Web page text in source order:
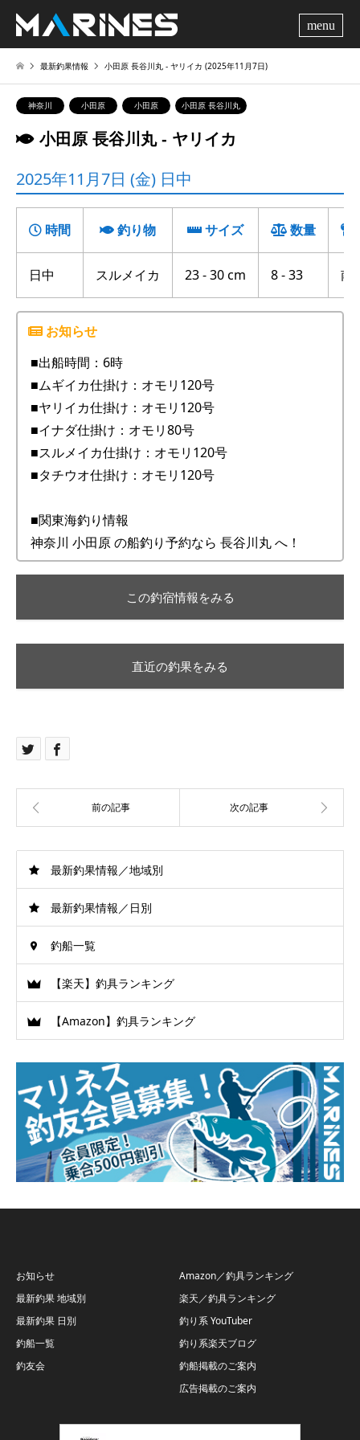
最新釣果情報 小田原 長谷川丸 ‐ ヤリイカ (2025年11月7日)
神奈川 小田原 小田原 小田原 長谷川丸
小田原 長谷川丸 ‐ ヤリイカ
2025年11月7日 (金) 日中
時間 釣り物 サイズ 数量
日中 スルメイカ 23 - 30 cm 8 - 33 南
■出船時間：6時
■ムギイカ仕掛け：オモリ120号
■ヤリイカ仕掛け：オモリ120号
■イナダ仕掛け：オモリ80号
■スルメイカ仕掛け：オモリ120号
■タチウオ仕掛け：オモリ120号
■関東海釣り情報
神奈川 小田原 の船釣り予約なら 長谷川丸 へ！
この釣宿情報をみる
直近の釣果をみる
最新釣果情報／地域別
最新釣果情報／日別
釣船一覧
【楽天】釣具ランキング
【Amazon】釣具ランキング
お知らせ
最新釣果 地域別
最新釣果 日別
釣船一覧
釣友会
Amazon／釣具ランキング
楽天／釣具ランキング
釣り系 YouTuber
釣り系楽天ブログ
釣船掲載のご案内
広告掲載のご案内